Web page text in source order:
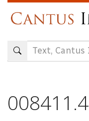
content
008411.4